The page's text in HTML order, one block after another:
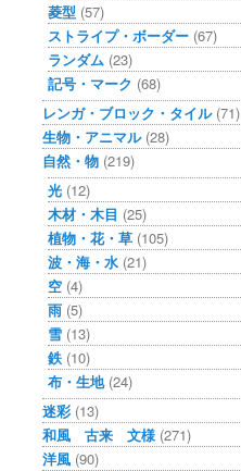
菱型 (57)
ストライプ・ボーダー (67)
ランダム (23)
記号・マーク (68)
レンガ・ブロック・タイル(71)
生物・アニマル(28)
自然・物 (219)
光 (12)
木材・木目 (25)
植物・花・草 (105)
波・海・水 (21)
空 (4)
雨 (5)
雪 (13)
鉄 (10)
布・生地(24)
迷彩 (13)
和風 古来 文様 (271)
洋風 (90)